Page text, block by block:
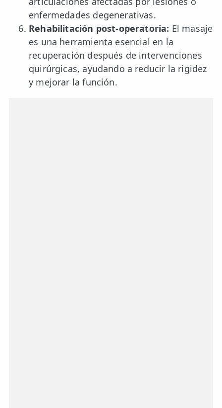
enfermedades degenerativas.
Rehabilitación post-operatoria: El masaje
es una herramienta esencial en la
recuperación después de intervenciones
quirúrgicas, ayudando a reducir la rigidez
y mejorar la función.